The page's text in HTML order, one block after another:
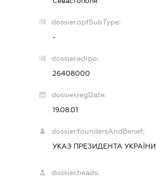
dossier.opfSubType:
-
dossier.edrpo:
26408000
dossier.regDate:
19.08.01
dossier.foundersAndBenef:
УКАЗ ПРЕЗИДЕНТА УКРАЇНИ
dossier.heads: